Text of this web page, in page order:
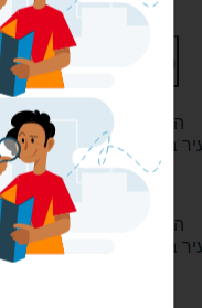
פתח תקווה
היי, פה בוחרים את
בה רוצים לקבל שירות!
פתח תקווה
היי, פה בוחרים את
בה רוצים לקבל שירות!